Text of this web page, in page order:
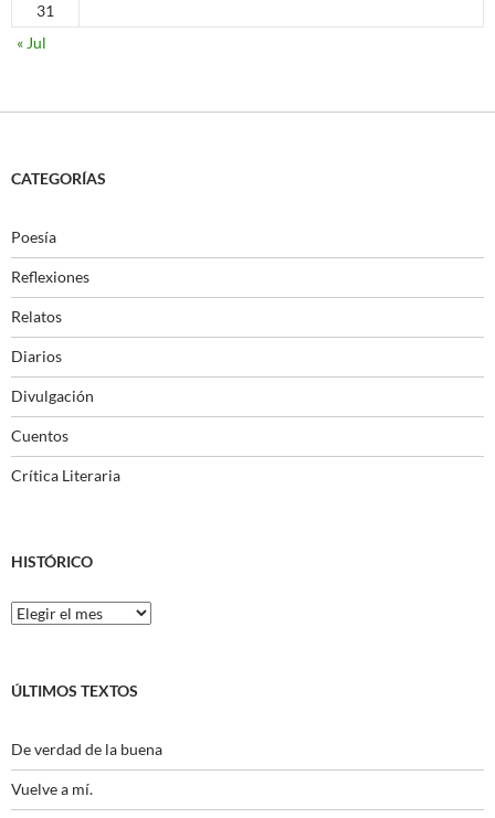
31
« Jul
CATEGORÍAS
Poesía
Reflexiones
Relatos
Diarios
Divulgación
Cuentos
Crítica Literaria
HISTÓRICO
Histórico
ÚLTIMOS TEXTOS
De verdad de la buena
Vuelve a mí.